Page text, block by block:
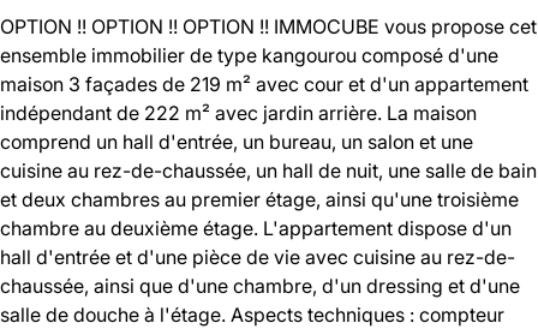
OPTION !! OPTION !! OPTION !! IMMOCUBE vous propose cet
ensemble immobilier de type kangourou composé d'une
maison 3 façades de 219 m² avec cour et d'un appartement
indépendant de 222 m² avec jardin arrière. La maison
comprend un hall d'entrée, un bureau, un salon et une
cuisine au rez-de-chaussée, un hall de nuit, une salle de bain
et deux chambres au premier étage, ainsi qu'une troisième
chambre au deuxième étage. L'appartement dispose d'un
hall d'entrée et d'une pièce de vie avec cuisine au rez-de-
chaussée, ainsi que d'une chambre, d'un dressing et d'une
salle de douche à l'étage. Aspects techniques : compteur